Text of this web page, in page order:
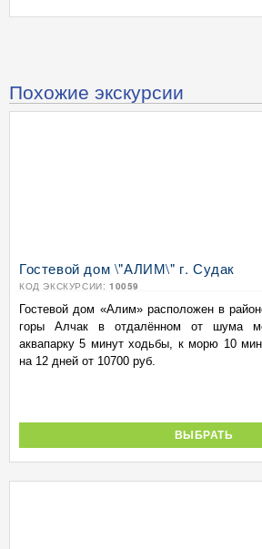
Похожие экскурсии
Гостевой дом \"АЛИМ\" г. Судак
КОД ЭКСКУРСИИ: 10059
Гостевой дом «Алим» расположен в
горы Алчак в отдалённом от шума
аквапарку 5 минут ходьбы, к морю 10
на 12 дней от 10700 руб.
ВЫБРАТЬ